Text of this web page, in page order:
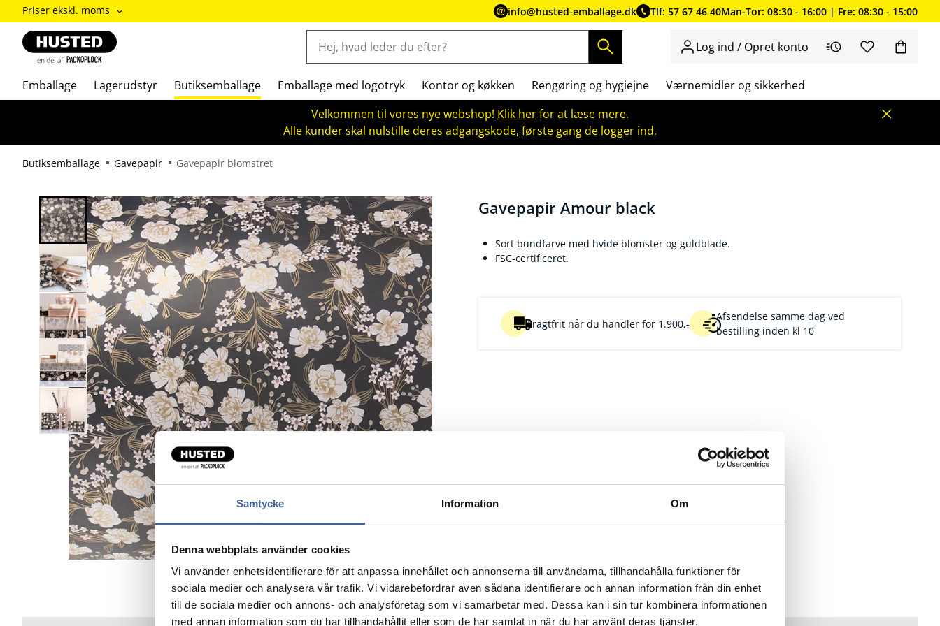
Samtycke Information Om
Denna webbplats använder cookies
Vi använder enhetsidentifierare för att anpassa innehållet och annonserna till användarna, tillhandahålla funktioner för
sociala medier och analysera vår trafik. Vi vidarebefordrar även sådana identifierare och annan information från din enhet
till de sociala medier och annons- och analysföretag som vi samarbetar med. Dessa kan i sin tur kombinera informationen
med annan information som du har tillhandahållit eller som de har samlat in när du har använt deras tjänster.
ændre
Priser
inkl.
moms
Priser
ekskl.
Priser ekskl. moms info@husted-emballage.dk Tlf: 57 67 46 40Man-Tor: 08:30 - 16:00 | Fre: 08:30 - 15:00
Log ind / Opret konto
Emballage Lagerudstyr Butiksemballage Emballage med logotryk Kontor og køkken Rengøring og hygiejne
Værnemidler og sikkerhed
Velkommen til vores nye webshop! Klik herfor at læse mere.
Alle kunder skal nulstille deres adgangskode, første gang de logger ind.
Butiksemballage Gavepapir Gavepapir blomstret
Gavepapir Amour black
Sort bundfarve med hvide blomster og guldblade.
FSC-certificeret.
Fragtfrit når du handler for 1.900,-
Afsendelse samme dag ved
bestilling inden kl 10